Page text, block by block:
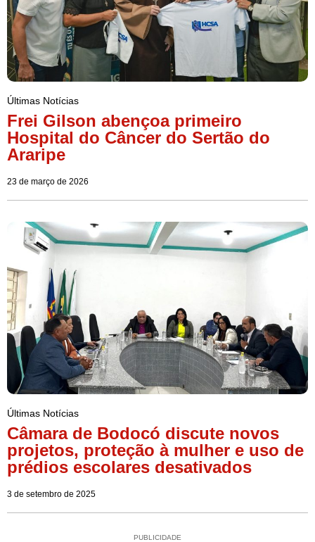
Últimas Notícias
Frei Gilson abençoa primeiro
Hospital do Câncer do Sertão do
Araripe
23 de março de 2026
Últimas Notícias
Câmara de Bodocó discute novos
projetos, proteção à mulher e uso de
prédios escolares desativados
3 de setembro de 2025
PUBLICIDADE